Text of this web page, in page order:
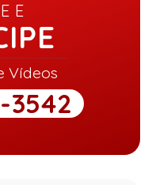
E
Vídeos
3542